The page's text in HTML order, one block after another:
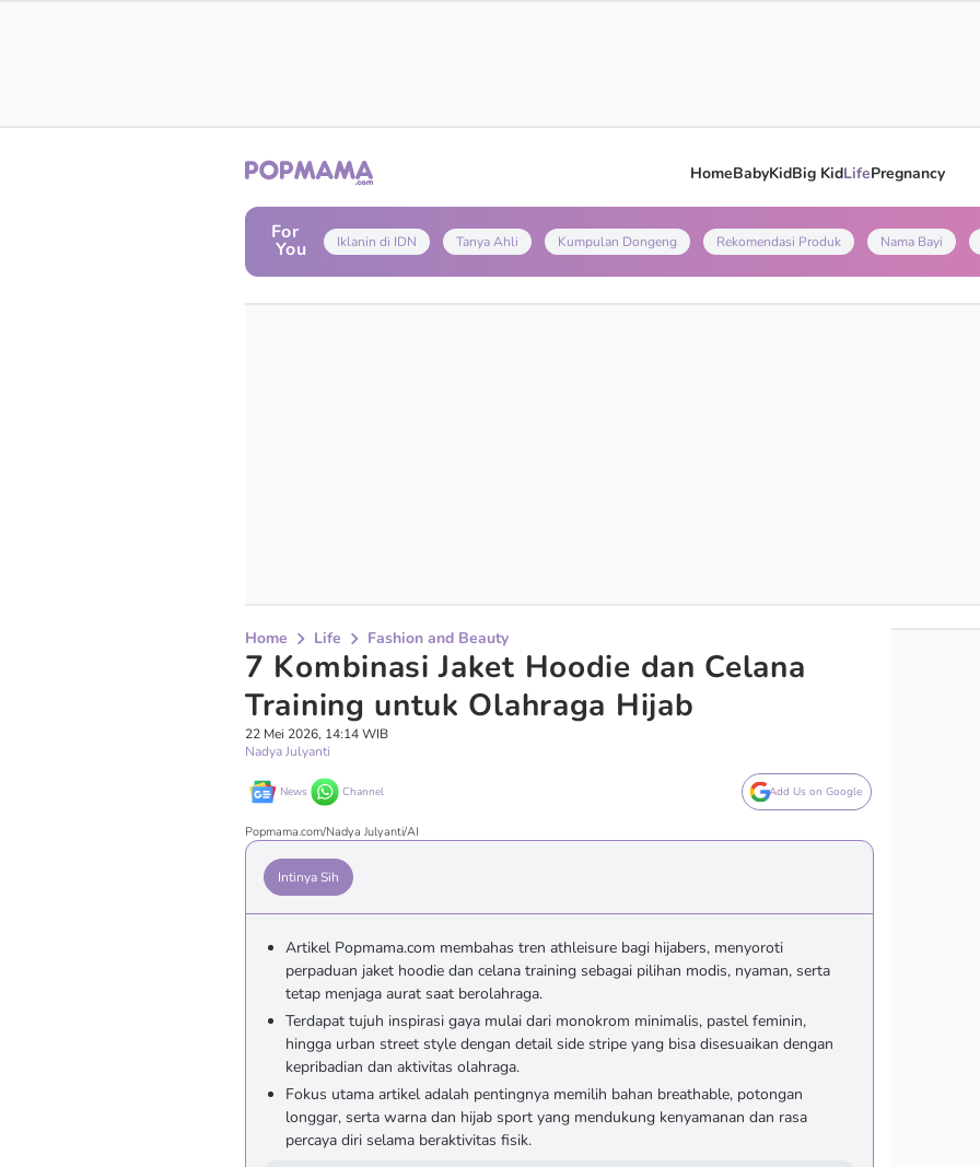
HomeBabyKidBig KidLifePregnancy
For
You Iklanin di IDN Tanya Ahli Kumpulan Dongeng Rekomendasi Produk Nama Bayi
Home Life Fashion and Beauty
7 Kombinasi Jaket Hoodie dan Celana
Training untuk Olahraga Hijab
22 Mei 2026, 14:14 WIB
Nadya Julyanti
News Channel Add Us on Google
Popmama.com/Nadya Julyanti/AI
Intinya Sih
Artikel Popmama.com membahas tren athleisure bagi hijabers, menyoroti
perpaduan jaket hoodie dan celana training sebagai pilihan modis, nyaman, serta
tetap menjaga aurat saat berolahraga.
Terdapat tujuh inspirasi gaya mulai dari monokrom minimalis, pastel feminin,
hingga urban street style dengan detail side stripe yang bisa disesuaikan dengan
kepribadian dan aktivitas olahraga.
Fokus utama artikel adalah pentingnya memilih bahan breathable, potongan
longgar, serta warna dan hijab sport yang mendukung kenyamanan dan rasa
percaya diri selama beraktivitas fisik.